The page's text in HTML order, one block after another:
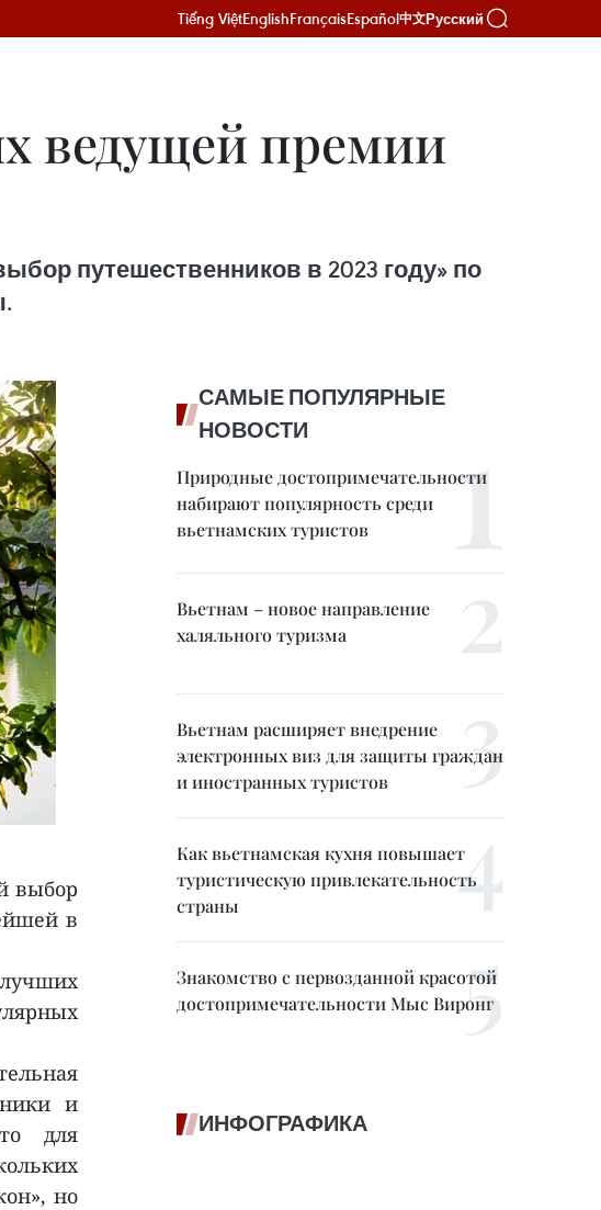
Tiếng ViệtEnglishFrançaisEspañol中文Русский
ведущей премии
путешественников в 2023 году» по
выбор
в
и
для
но
САМЫЕ ПОПУЛЯРНЫЕ
НОВОСТИ
Природные достопримечательности
набирают популярность среди
вьетнамских туристов
Вьетнам – новое направление
халяльного туризма
Вьетнам расширяет внедрение
электронных виз для защиты граждан
и иностранных туристов
Как вьетнамская кухня повышает
туристическую привлекательность
страны
Знакомство с первозданной красотой
достопримечательности Мыс Виронг
ИНФОГРАФИКА